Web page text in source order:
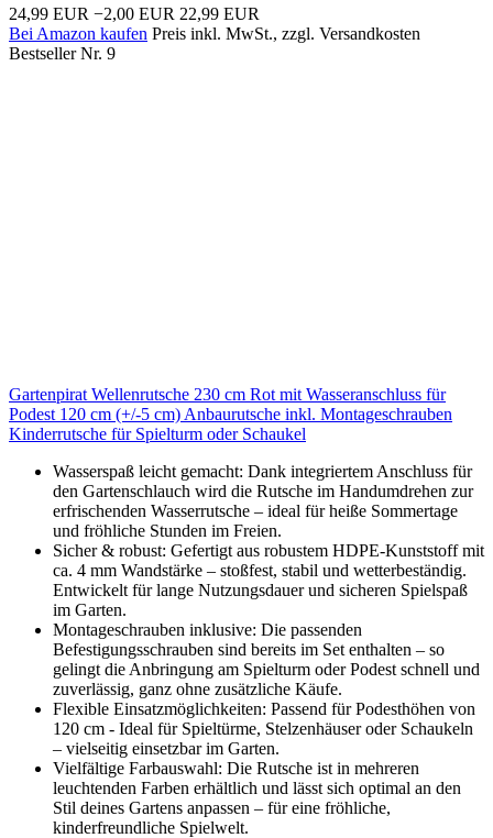
24,99 EUR −2,00 EUR 22,99 EUR
Bei Amazon kaufen Preis inkl. MwSt., zzgl. Versandkosten
Bestseller Nr. 9
Gartenpirat Wellenrutsche 230 cm Rot mit Wasseranschluss für
Podest 120 cm (+/-5 cm) Anbaurutsche inkl. Montageschrauben
Kinderrutsche für Spielturm oder Schaukel
Wasserspaß leicht gemacht: Dank integriertem Anschluss für
den Gartenschlauch wird die Rutsche im Handumdrehen zur
erfrischenden Wasserrutsche – ideal für heiße Sommertage
und fröhliche Stunden im Freien.
Sicher & robust: Gefertigt aus robustem HDPE-Kunststoff mit
ca. 4 mm Wandstärke – stoßfest, stabil und wetterbeständig.
Entwickelt für lange Nutzungsdauer und sicheren Spielspaß
im Garten.
Montageschrauben inklusive: Die passenden
Befestigungsschrauben sind bereits im Set enthalten – so
gelingt die Anbringung am Spielturm oder Podest schnell und
zuverlässig, ganz ohne zusätzliche Käufe.
Flexible Einsatzmöglichkeiten: Passend für Podesthöhen von
120 cm - Ideal für Spieltürme, Stelzenhäuser oder Schaukeln
– vielseitig einsetzbar im Garten.
Vielfältige Farbauswahl: Die Rutsche ist in mehreren
leuchtenden Farben erhältlich und lässt sich optimal an den
Stil deines Gartens anpassen – für eine fröhliche,
kinderfreundliche Spielwelt.